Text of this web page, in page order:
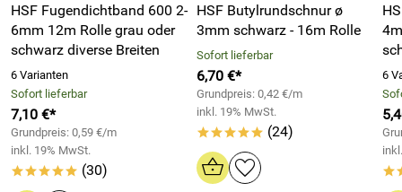
Vorteile
MD MS Polymer Klebstoff / Dichtstoff grau - mit
ISEGA Zertifikat - Lebendmittel unbedenklich
mit ISEGA Zertifikat - lebensmittelunbedenklich
kann nass auf nass verarbeitet werden
besser für Mitarbeiter weil frei von Isocyanat und Silikon
schleifbar und überstreichbar mit Dispersionsfarben
wie lange und wie dicht es wird muß die Zeit zeigen.
Kaufdatum: 07.11.2023
Bewertungsdatum: 18.11.2023
HSF Fugendichtband 600 2-
6mm 12m Rolle grau oder
schwarz diverse Breiten
6 Varianten
Sofort lieferbar
7,10 €*
Grundpreis: 0,59 €/m
inkl. 19% MwSt.
***** (30)
HSF Butylrundschnur ø
3mm schwarz - 16m Rolle
Sofort lieferbar
6,70 €*
Grundpreis: 0,42 €/m
inkl. 19% MwSt.
***** (24)
6